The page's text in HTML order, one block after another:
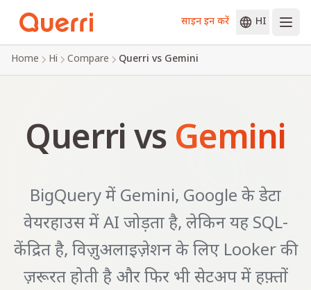
Skip to content
साइन इन करें HI
Home Hi Compare Querri vs Gemini
Querri vs Gemini
BigQuery में Gemini, Google के डेटा
वेयरहाउस में AI जोड़ता है, लेकिन यह SQL-
केंद्रित है, विज़ुअलाइज़ेशन के लिए Looker की
ज़रूरत होती है और फिर भी सेटअप में हफ़्तों